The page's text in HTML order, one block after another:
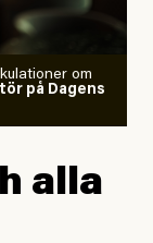
om
på Dagens
alla